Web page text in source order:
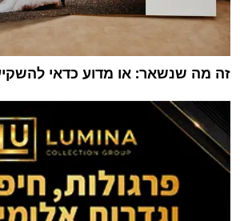
זה מה שנשאר: או מדוע כדאי